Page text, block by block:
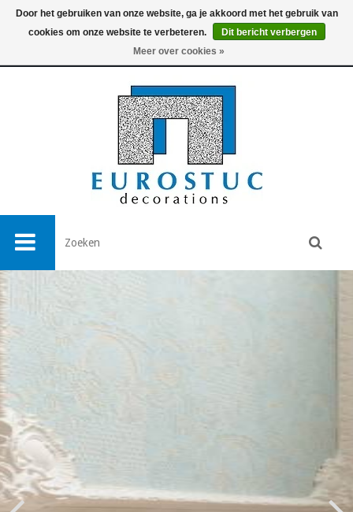
0
Door het gebruiken van onze website, ga je akkoord met het gebruik van
cookies om onze website te verbeteren.
Dit bericht verbergen
Meer over cookies »